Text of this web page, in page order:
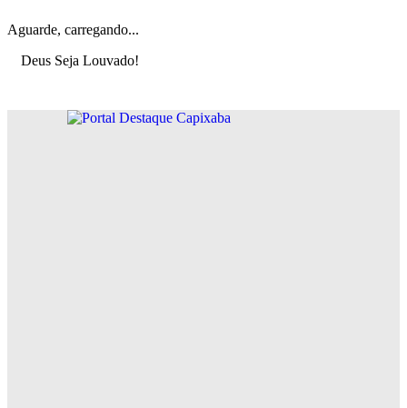
Aguarde, carregando...
Deus Seja Louvado!